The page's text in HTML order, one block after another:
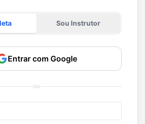
Sou Instrutor
Entrar com Google
ou